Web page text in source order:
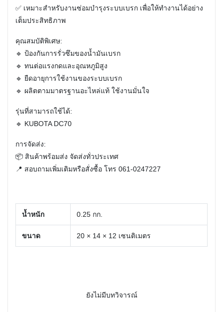
✅ เหมาะสำหรับงานซ่อมบำรุงระบบเบรก เพื่อให้ทำงานได้อย่าง
เต็มประสิทธิภาพ
คุณสมบัติพิเศษ:
🔹 ป้องกันการรั่วซึมของน้ำมันเบรก
🔹 ทนต่อแรงกดและอุณหภูมิสูง
🔹 ยืดอายุการใช้งานของระบบเบรก
🔹 ผลิตตามมาตรฐานอะไหล่แท้ ใช้งานมั่นใจ
รุ่นที่สามารถใช้ได้:
🔹 KUBOTA DC70
การจัดส่ง:
📦 สินค้าพร้อมส่ง จัดส่งทั่วประเทศ
📍 สอบถามเพิ่มเติมหรือสั่งซื้อ โทร 061-0247227
น้ำหนัก 0.25 กก.
ขนาด 20 × 14 × 12 เซนติเมตร
ยังไม่มีบทวิจารณ์